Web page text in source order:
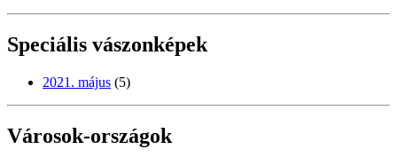
Speciális vászonképek
2021. május (5)
Városok-országok